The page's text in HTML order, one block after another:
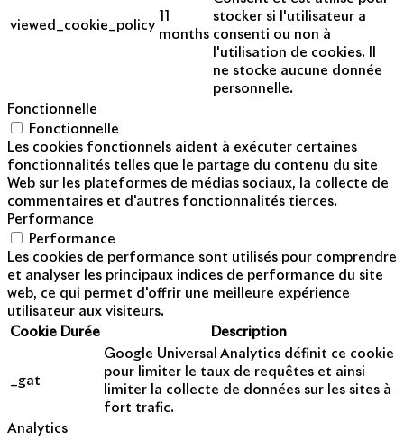
viewed_cookie_policy
months
stocker si l'utilisateur a
consenti ou non à
l'utilisation de cookies. Il
ne stocke aucune donnée
personnelle.
Fonctionnelle
Fonctionnelle
Les cookies fonctionnels aident à exécuter certaines
fonctionnalités telles que le partage du contenu du site
Web sur les plateformes de médias sociaux, la collecte de
commentaires et d'autres fonctionnalités tierces.
Performance
Performance
Les cookies de performance sont utilisés pour comprendre
et analyser les principaux indices de performance du site
web, ce qui permet d'offrir une meilleure expérience
utilisateur aux visiteurs.
Cookie Durée Description
_gat
Google Universal Analytics définit ce cookie
pour limiter le taux de requêtes et ainsi
limiter la collecte de données sur les sites à
fort trafic.
Analytics